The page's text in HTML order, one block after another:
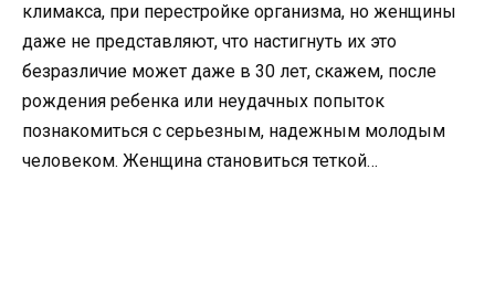
климакса, при перестройке организма, но женщины
даже не представляют, что настигнуть их это
безразличие может даже в 30 лет, скажем, после
рождения ребенка или неудачных попыток
познакомиться с серьезным, надежным молодым
человеком. Женщина становиться теткой…